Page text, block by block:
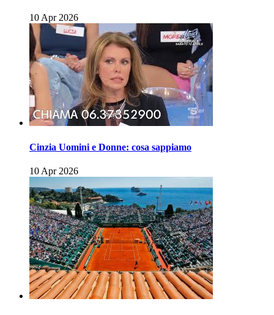
10 Apr 2026
Cinzia Uomini e Donne: cosa sappiamo
10 Apr 2026